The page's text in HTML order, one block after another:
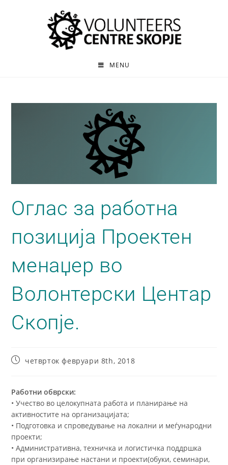
MENU
Оглас за работна
позиција Проектен
менаџер во
Вoлонтерски Центар
Скопје.
четврток февруари 8th, 2018
Работни обврски:
• Учество во целокупната работа и планирање на
активностите на организацијата;
• Подготовка и спроведување на локални и меѓународни
проекти;
• Административна, техничка и логистичка поддршка
при организирање настани и проекти(обуки, семинари,